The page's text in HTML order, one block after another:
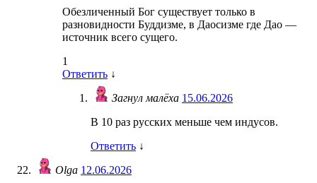
Обезличенный Бог существует только в
разновидности Буддизме, в Даосизме где Дао —
источник всего сущего.
1
Ответить ↓
Загнул малёха 15.06.2026
В 10 раз русских меньше чем индусов.
Ответить ↓
Olga 12.06.2026